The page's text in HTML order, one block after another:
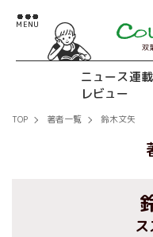
双
ニュース連載
レビュー
TOP 著者一覧 鈴木文矢